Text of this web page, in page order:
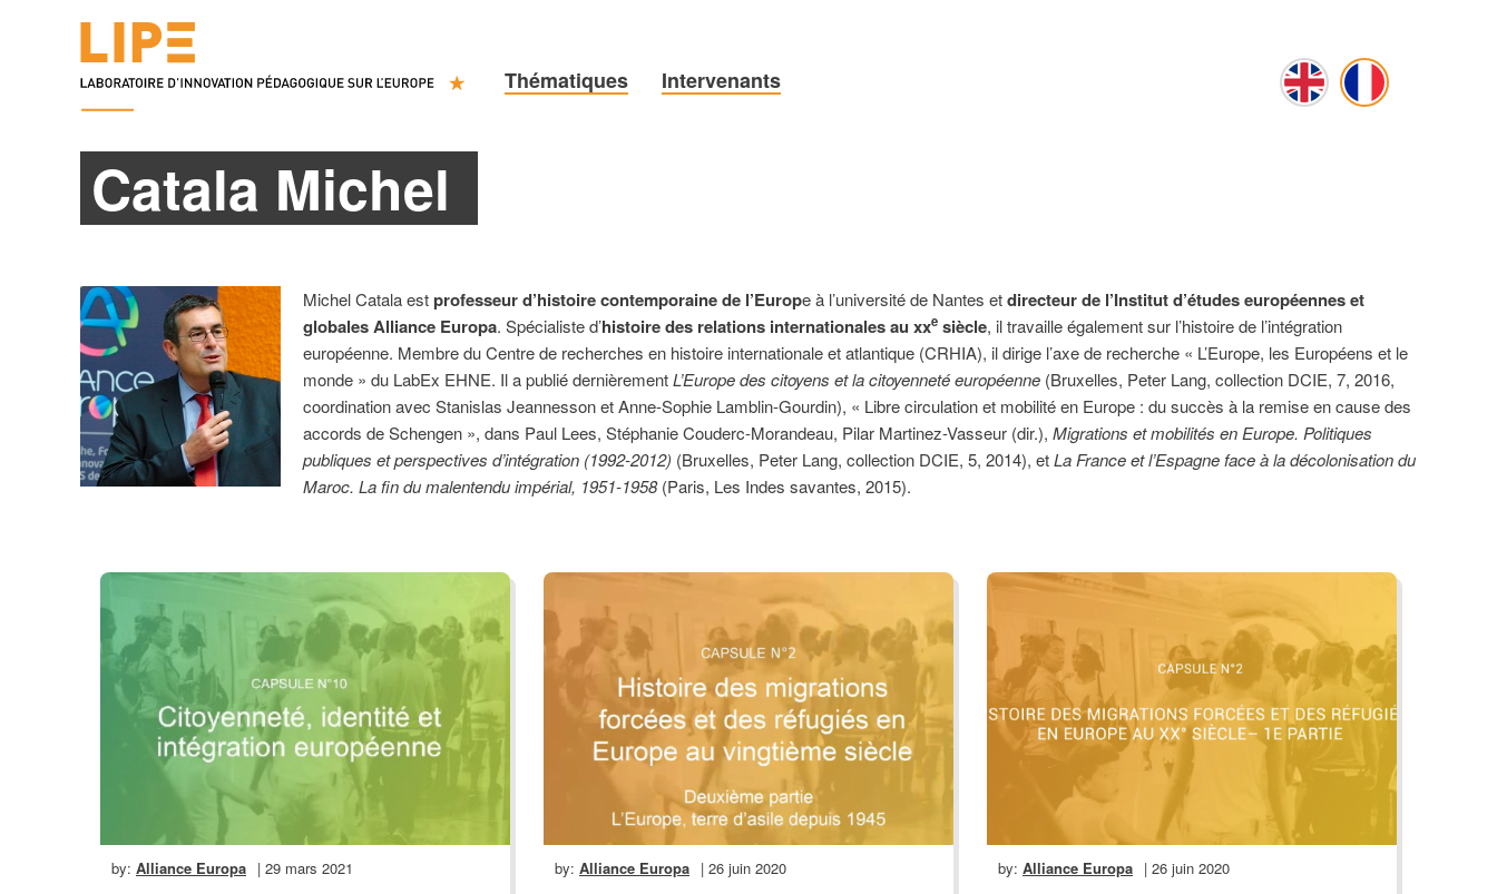
Thématiques Intervenants
Catala Michel
Michel Catala estprofesseur d’histoire contemporaine de l’Europe à l’université de Nantes etdirecteur de l’Institut d’études européennes et
globales Alliance Europa. Spécialiste d’histoire des relations internationales au xxe siècle, il travaille également sur l’histoire de l’intégration
européenne. Membre du Centre de recherches en histoire internationale et atlantique (CRHIA), il dirige l’axe de recherche « L’Europe, les Européens et le
monde » du LabEx EHNE. Il a publié dernièrementL’Europe des citoyens et la citoyenneté européenne (Bruxelles, Peter Lang, collection DCIE, 7, 2016,
coordination avec Stanislas Jeannesson et Anne-Sophie Lamblin-Gourdin), « Libre circulation et mobilité en Europe : du succès à la remise en cause des
accords de Schengen », dans Paul Lees, Stéphanie Couderc-Morandeau, Pilar Martinez-Vasseur (dir.), Migrations et mobilités en Europe. Politiques
publiques et perspectives d’intégration (1992-2012) (Bruxelles, Peter Lang, collection DCIE, 5, 2014), etLa France et l’Espagne face à la décolonisation du
Maroc. La fin du malentendu impérial, 1951-1958(Paris, Les Indes savantes, 2015).
by: Alliance Europa | 29 mars 2021 by: Alliance Europa | 26 juin 2020 by: Alliance Europa | 26 juin 2020